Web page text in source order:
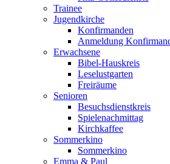
Trainee
Jugendkirche
Konfirmanden
Anmeldung
Erwachsene
Bibel-Hauskreis
Leselustgarten
Freiräume
Senioren
Besuchsdienstkreis
Spielenachmittag
Kirchkaffee
Sommerkino
Sommerkino
Emma & Paul